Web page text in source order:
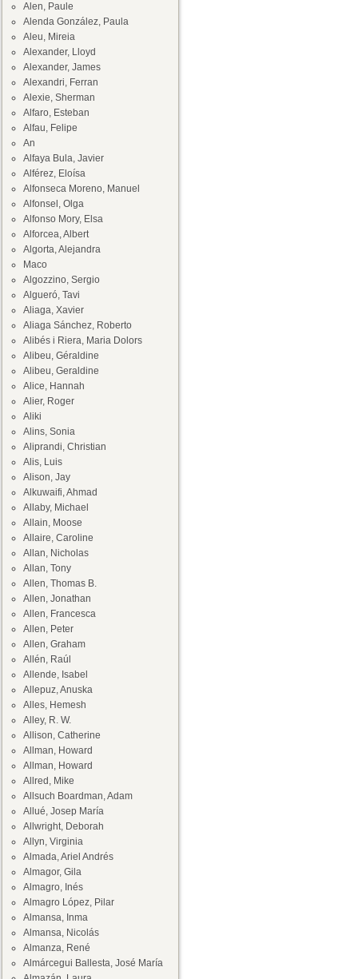
Alen, Paule
Alenda González, Paula
Aleu, Mireia
Alexander, Lloyd
Alexander, James
Alexandri, Ferran
Alexie, Sherman
Alfaro, Esteban
Alfau, Felipe
An
Alfaya Bula, Javier
Alférez, Eloísa
Alfonseca Moreno, Manuel
Alfonsel, Olga
Alfonso Mory, Elsa
Alforcea, Albert
Algorta, Alejandra
Maco
Algozzino, Sergio
Algueró, Tavi
Aliaga, Xavier
Aliaga Sánchez, Roberto
Alibés i Riera, Maria Dolors
Alibeu, Géraldine
Alibeu, Geraldine
Alice, Hannah
Alier, Roger
Aliki
Alins, Sonia
Aliprandi, Christian
Alis, Luis
Alison, Jay
Alkuwaifi, Ahmad
Allaby, Michael
Allain, Moose
Allaire, Caroline
Allan, Nicholas
Allan, Tony
Allen, Thomas B.
Allen, Jonathan
Allen, Francesca
Allen, Peter
Allen, Graham
Allén, Raúl
Allende, Isabel
Allepuz, Anuska
Alles, Hemesh
Alley, R. W.
Allison, Catherine
Allman, Howard
Allman, Howard
Allred, Mike
Allsuch Boardman, Adam
Allué, Josep María
Allwright, Deborah
Allyn, Virginia
Almada, Ariel Andrés
Almagor, Gila
Almagro, Inés
Almagro López, Pilar
Almansa, Inma
Almansa, Nicolás
Almanza, René
Almárcegui Ballesta, José María